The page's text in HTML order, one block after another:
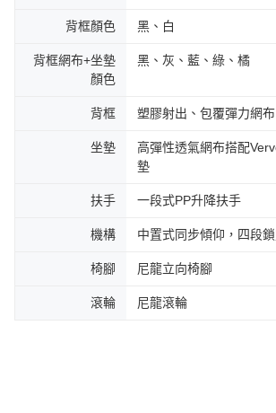
背框顏色 黑、白
背框網布+坐墊
顏色
黑、灰、藍、綠、橘
背框 塑膠射出、包覆彈力網布
坐墊
高彈性透氣網布搭配
墊
扶手 一段式PP升降扶手
機構 中置式同步傾仰，四段
椅腳 尼龍立向椅腳
滾輪 尼龍滾輪